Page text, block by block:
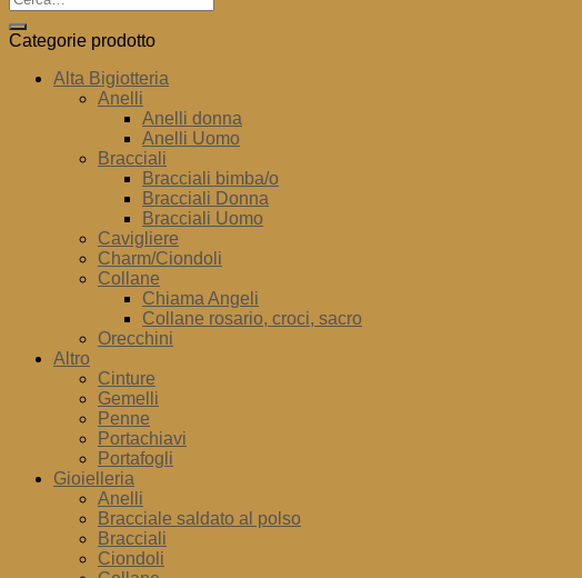
Categorie prodotto
Alta Bigiotteria
Anelli
Anelli donna
Anelli Uomo
Bracciali
Bracciali bimba/o
Bracciali Donna
Bracciali Uomo
Cavigliere
Charm/Ciondoli
Collane
Chiama Angeli
Collane rosario, croci, sacro
Orecchini
Altro
Cinture
Gemelli
Penne
Portachiavi
Portafogli
Gioielleria
Anelli
Bracciale saldato al polso
Bracciali
Ciondoli